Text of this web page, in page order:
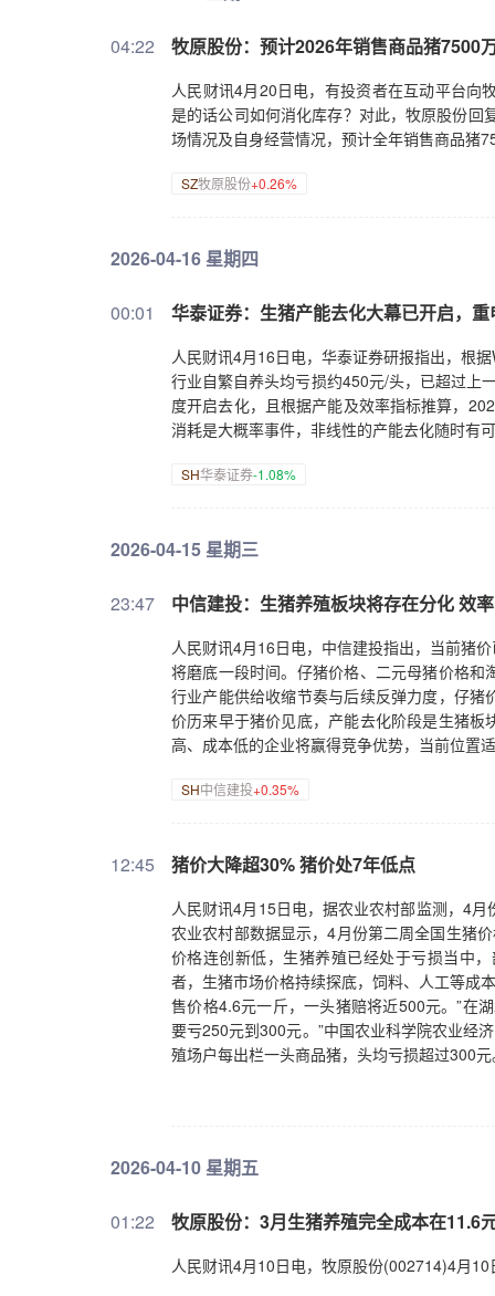
04:22 牧原股份：预计2026年销售商品猪7500
人民财讯4月20日电，有投资者在互动平台向
是的话公司如何消化库存？对此，牧原股份
场情况及自身经营情况，预计全年销售商品猪
SZ牧原股份+0.26%
2026-04-16 星期四
00:01 华泰证券：生猪产能去化大幕已开启，
人民财讯4月16日电，华泰证券研报指出，根
行业自繁自养头均亏损约450元/头，已超过上
度开启去化，且根据产能及效率指标推算，
消耗是大概率事件，非线性的产能去化随时有
SH华泰证券-1.08%
2026-04-15 星期三
23:47 中信建投：生猪养殖板块将存在分化 效
人民财讯4月16日电，中信建投指出，当前猪
将磨底一段时间。仔猪价格、二元母猪价格
行业产能供给收缩节奏与后续反弹力度，仔
价历来早于猪价见底，产能去化阶段是生猪
高、成本低的企业将赢得竞争优势，当前位置
SH中信建投+0.35%
12:45 猪价大降超30% 猪价处7年低点
人民财讯4月15日电，据农业农村部监测，4
农业农村部数据显示，4月份第二周全国生猪
价格连创新低，生猪养殖已经处于亏损当中
者，生猪市场价格持续探底，饲料、人工等成
售价格4.6元一斤，一头猪赔将近500元。”在
要亏250元到300元。”中国农业科学院农业经
殖场户每出栏一头商品猪，头均亏损超过300
2026-04-10 星期五
01:22 牧原股份：3月生猪养殖完全成本在11.6
人民财讯4月10日电，牧原股份(002714)4月